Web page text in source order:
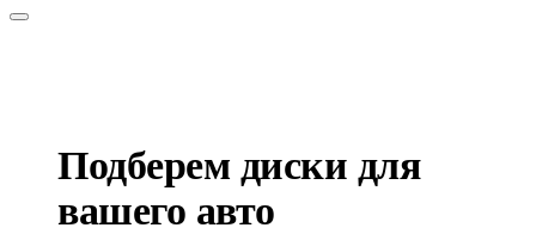
Подберем диски для
вашего авто